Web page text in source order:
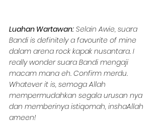
Luahan Wartawan: Selain Awie, suara
Bandi is definitely a favourite of mine
dalam arena rock kapak nusantara. I
really wonder suara Bandi mengaji
macam mana eh. Confirm merdu.
Whatever it is, semoga Allah
mempermudahkan segala urusan nya
dan memberinya istiqomah, inshaAllah
ameen!